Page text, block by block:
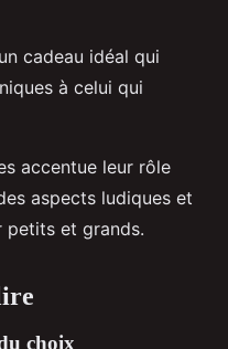
cadeau idéal qui
à celui qui
accentue leur rôle
aspects ludiques et
petits et grands.
choix